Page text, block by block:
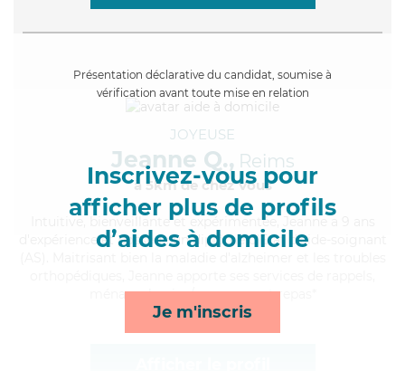
Présentation déclarative du candidat, soumise à
vérification avant toute mise en relation
Inscrivez-vous pour
afficher plus de profils
d’aides à domicile
Je m'inscris
JOYEUSE
Jeanne Q., Reims
à 5km de chez Vous
, bienveillante et expérimentée, Jeanne a 9 ans
d'expérience et possède un diplôme d'Etat d'aide-soignant
ménage, lessive/repassage et repas*